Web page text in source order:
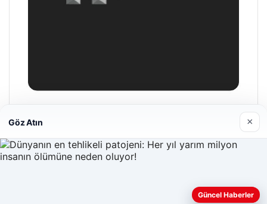
Hastaş Beton
Göz Atın ×
Güncel Haberler